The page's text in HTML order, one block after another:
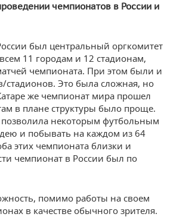
чемпионатов в России и
был центральный оргкомитет
11 городам и 12 стадионам,
чемпионата. При этом были и
стадионов. Это была сложная, но
же чемпионат мира прошел
в плане структуры было проще.
позволила некоторым футбольным
и побывать на каждом из 64
этих чемпионата близки и
чемпионат в России был по
помимо работы на своем
в качестве обычного зрителя.